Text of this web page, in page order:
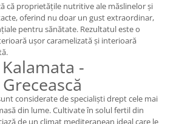
că proprietățile nutritive ale măslinelor și
oferind nu doar un gust extraordinar,
pentru sănătate. Rezultatul este o
ușor caramelizată și interioară
-
considerate de specialiști drept cele mai
din lume. Cultivate în solul fertil din
de un climat mediteranean ideal care le